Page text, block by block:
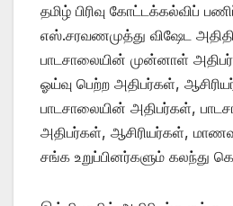
தமிழ் பிரிவு கோட்டக்கல்விப்
எஸ்.சரவணமுத்து விஷேட
பாடசாலையின் முன்னாள் அதிபர்
ஓய்வு பெற்ற அதிபர்கள்,
பாடசாலையின் அதிபர்கள்,
அதிபர்கள், ஆசிரியர்கள்,
சங்க உறுப்பினர்களும் கலந்து